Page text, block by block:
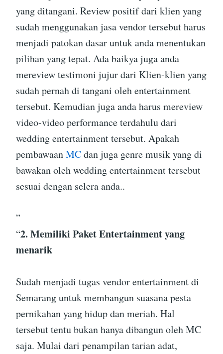
yang ditangani. Review positif dari klien yang
sudah menggunakan jasa vendor tersebut harus
menjadi patokan dasar untuk anda menentukan
pilihan yang tepat. Ada baikya juga anda
mereview testimoni jujur dari Klien-klien yang
sudah pernah di tangani oleh entertainment
tersebut. Kemudian juga anda harus mereview
video-video performance terdahulu dari
wedding entertainment tersebut. Apakah
pembawaanMCdan juga genre musik yang di
bawakan oleh wedding entertainment tersebut
sesuai dengan selera anda..
”
“2. Memiliki Paket Entertainment yang
menarik
Sudah menjadi tugas vendor entertainment di
Semarang untuk membangun suasana pesta
pernikahan yang hidup dan meriah. Hal
tersebut tentu bukan hanya dibangun oleh MC
saja. Mulai dari penampilan tarian adat,